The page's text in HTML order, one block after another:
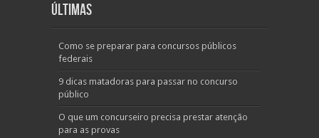
Últimas
Como se preparar para concursos públicos
federais
9 dicas matadoras para passar no concurso
público
O que um concurseiro precisa prestar atenção
para as provas